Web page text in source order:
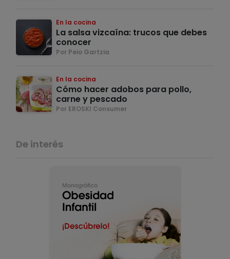
En la cocina
La salsa vizcaína: trucos que debes
conocer
Por Peio Gartzia
En la cocina
Cómo hacer adobos para pollo,
carne y pescado
Por EROSKI Consumer
De interés